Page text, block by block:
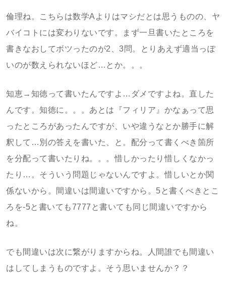
倫理ね。こちらは数学Aよりはマシだとは思うものの、ヤ
バイコトには変わりないです。まず一旦書いたところを
書きなおしてボツったのが2、3問。とりあえず適当っぽ
いのが数えられないほど…とか。。。
知恵→知徳って書いたんですよ…ダメですよね。直した
んです。知徳に。。。あとは『フィリア』かなぁって思
ったところがあったんですが、いや違うなとか勝手に解
釈して…別の答えを書いた、と。配分って書くべき箇所
を分配って書いたりね。。。惜しかったり惜しくなかっ
たり…。そういう問題じゃないんですよ。惜しいとか関
係ないから。間違いは間違いですから。5と書くべきとこ
ろを-5と書いても7777と書いても同じ間違いですから
ね。
でも間違いは次に繋がりますからね。人間誰でも間違い
はしてしまうものですよ。そう思いませんか？？